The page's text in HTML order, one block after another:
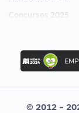
Concursos 2025
Concurso Ibama
Concurso MPU
Editais publicados
© 2012 -